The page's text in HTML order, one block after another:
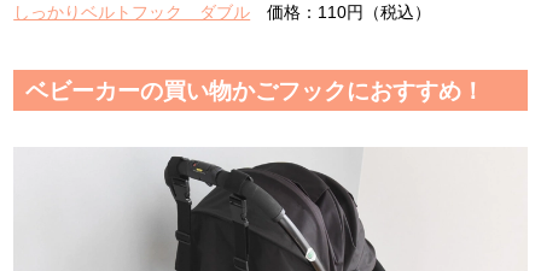
しっかりベルトフック ダブル 価格：110円（税込）
ベビーカーの買い物かごフックにおすすめ！